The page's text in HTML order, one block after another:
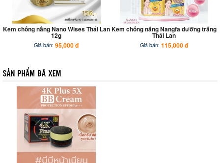
Kem chống nắng Nano Wises Thái Lan
12g
Giá bán: 95,000 đ
Kem chống nắng Nangfa dưỡng trắng
Thái Lan
Giá bán: 115,000 đ